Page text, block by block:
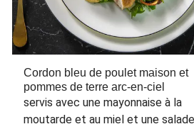
Cordon bleu de poulet maison et
pommes de terre arc-en-ciel
servis avec une mayonnaise à la
moutarde et au miel et une